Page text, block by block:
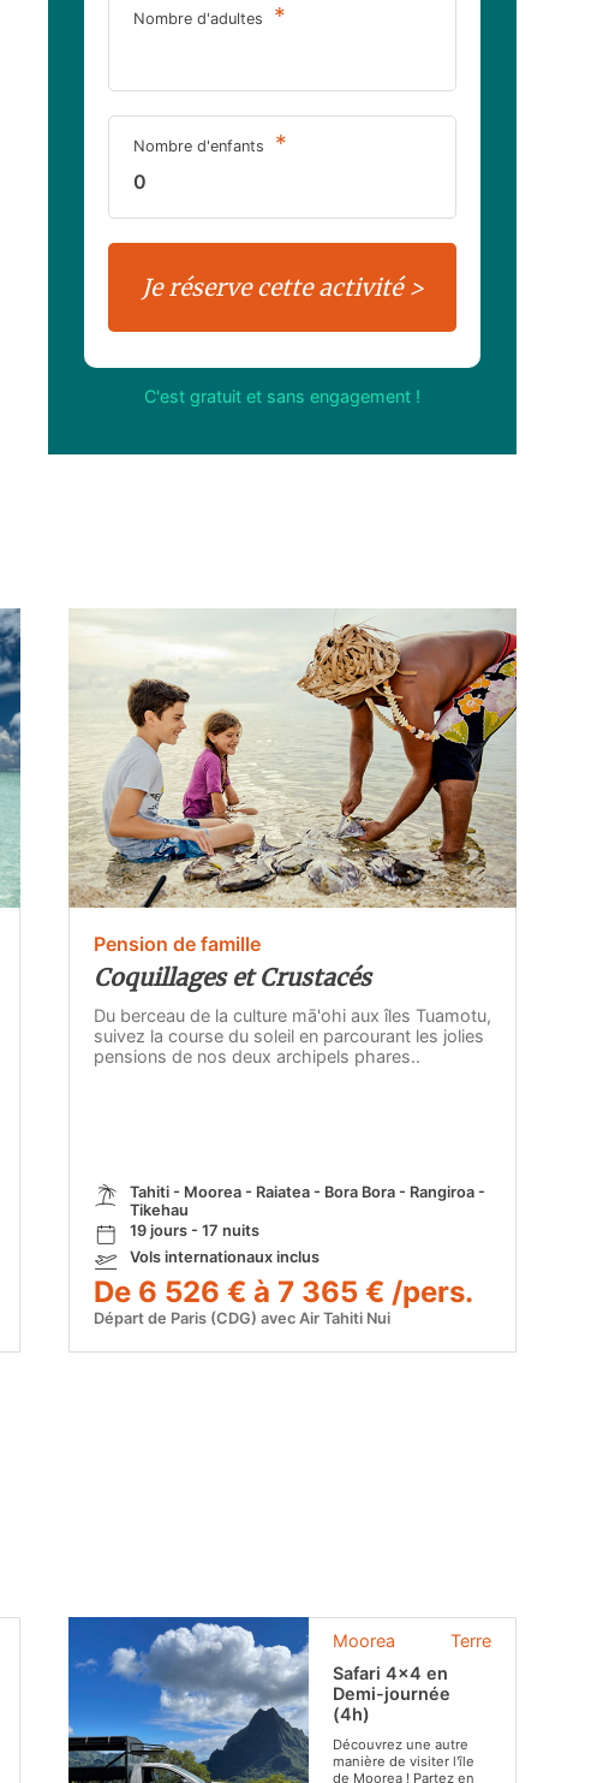
Nombre d'adultes *
Nombre d'enfants *
C'est gratuit et sans engagement !
Pension de famille
Coquillages et Crustacés
Du berceau de la culture mā'ohi aux îles Tuamotu,
suivez la course du soleil en parcourant les jolies
pensions de nos deux archipels phares..
Tahiti - Moorea - Raiatea - Bora Bora - Rangiroa -
Tikehau
19 jours - 17 nuits
Vols internationaux inclus
De 6 526 € à 7 365 € /pers.
Départ de Paris (CDG) avec Air Tahiti Nui
Terre
Moorea
Safari 4x4 en
Demi-journée
(4h)
Découvrez une autre
manière de visiter l'île
de Moorea ! Partez en